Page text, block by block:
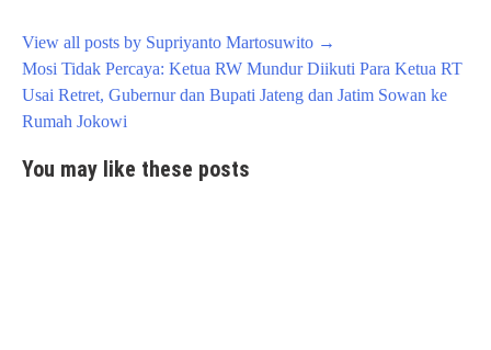
View all posts by Supriyanto Martosuwito →
Post
navigation
Mosi Tidak Percaya: Ketua RW Mundur Diikuti Para Ketua RT
Usai Retret, Gubernur dan Bupati Jateng dan Jatim Sowan ke
Rumah Jokowi
You may like these posts